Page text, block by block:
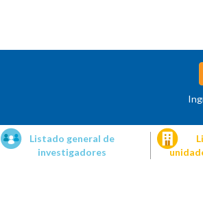
Listado general de
investigadores